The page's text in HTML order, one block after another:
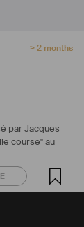
> 2 months
par Jacques
course" au